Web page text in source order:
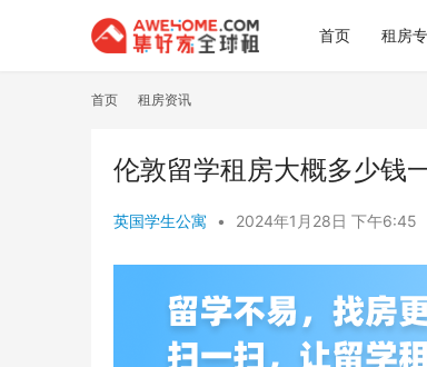
首页 租房
首页 租房资讯
伦敦留学租房大概多少钱
英国学生公寓 • 2024年1月28日 下午6:45